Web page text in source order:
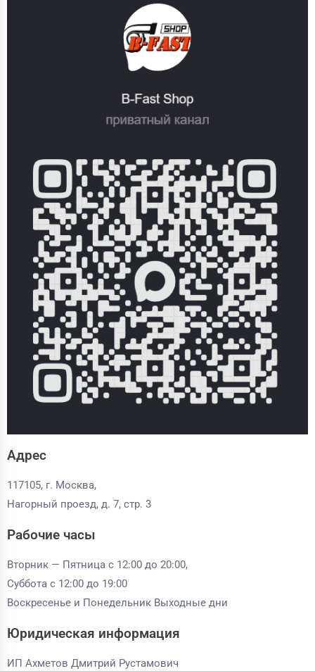
Адрес
117105, г. Москва,
Нагорный проезд, д. 7, стр. 3
Рабочие часы
Вторник — Пятница с 12:00 до 20:00,
Суббота с 12:00 до 19:00
Воскресенье и Понедельник Выходные дни
Юридическая информация
ИП Ахметов Дмитрий Рустамович